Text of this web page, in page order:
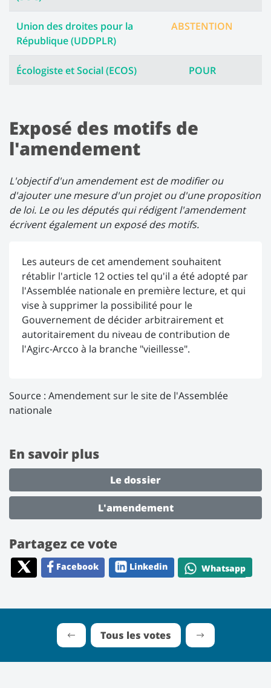
Union des droites pour la
République (UDDPLR)
ABSTENTION
Écologiste et Social (ECOS) POUR
Exposé des motifs de
l'amendement
L'objectif d'un amendement est de modifier ou
d'ajouter une mesure d'un projet ou d'une proposition
de loi. Le ou les députés qui rédigent l'amendement
écrivent également un exposé des motifs.
Les auteurs de cet amendement souhaitent
rétablir l'article 12 octies tel qu'il a été adopté par
l'Assemblée nationale en première lecture, et qui
vise à supprimer la possibilité pour le
Gouvernement de décider arbitrairement et
autoritairement du niveau de contribution de
l'Agirc-Arcco à la branche "vieillesse".
Source : Amendement sur le site de l'Assemblée
nationale
En savoir plus
Le dossier
L'amendement
Partagez ce vote
Facebook Linkedin Whatsapp
Tous les votes